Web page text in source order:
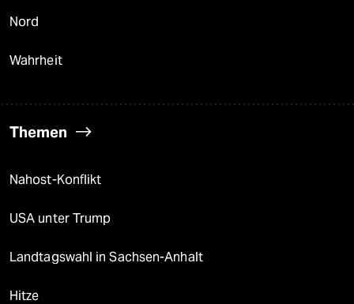
Nord
Wahrheit
Themen
Nahost-Konflikt
USA unter Trump
Landtagswahl in Sachsen-Anhalt
Hitze